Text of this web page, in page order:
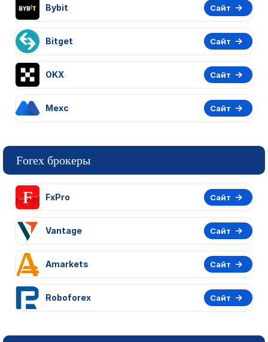
Bybit Сайт
Bitget Сайт
OKX Сайт
Mexc Сайт
Forex брокеры
FxPro Сайт
Vantage Сайт
Amarkets Сайт
Roboforex Сайт